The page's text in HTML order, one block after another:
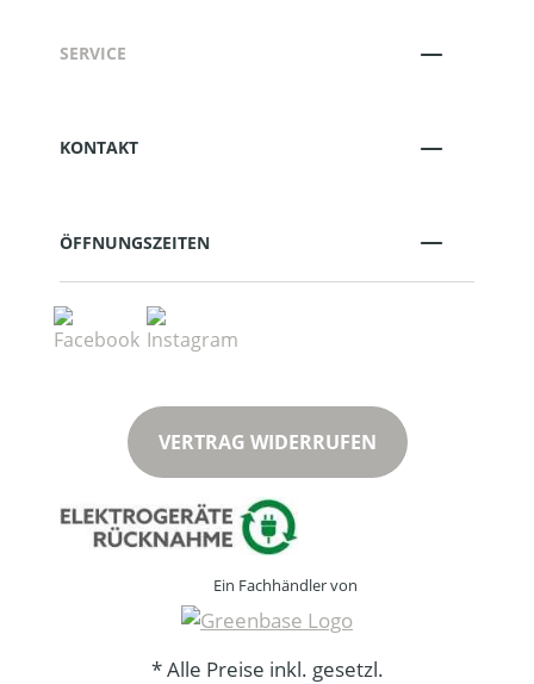
SERVICE
KONTAKT
ÖFFNUNGSZEITEN
VERTRAG WIDERRUFEN
Ein Fachhändler von
* Alle Preise inkl. gesetzl.